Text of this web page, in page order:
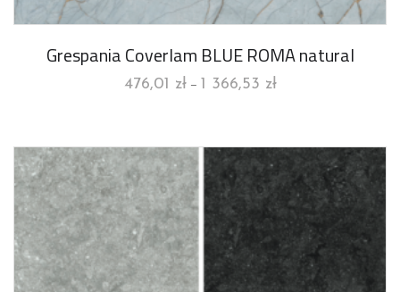
Grespania Coverlam BLUE ROMA natural
476,01 zł – 1 366,53 zł